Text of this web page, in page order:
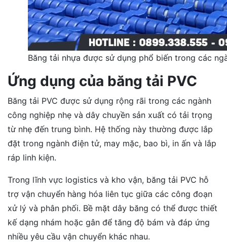
Băng tải nhựa được sử dụng phổ biến trong các
Ứng dụng của băng tải PVC
Băng tải PVC được sử dụng rộng rãi trong các ngành
công nghiệp nhẹ và dây chuyền sản xuất có tải trọng
từ nhẹ đến trung bình. Hệ thống này thường được lắp
đặt trong ngành điện tử, may mặc, bao bì, in ấn và lắp
ráp linh kiện.
Trong lĩnh vực logistics và kho vận, băng tải PVC hỗ
trợ vận chuyển hàng hóa liên tục giữa các công đoạn
xử lý và phân phối. Bề mặt dây băng có thể được thiết
kế dạng nhám hoặc gân để tăng độ bám và đáp ứng
nhiều yêu cầu vận chuyển khác nhau.